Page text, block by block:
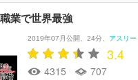
業で世界最強
2019年07月公開 24分 アスリー
3.4
4315 707